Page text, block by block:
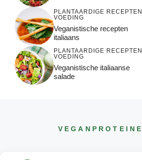
PLANTAARDIGE RECEPTEN
VOEDING
Veganistische recepten
italiaans
PLANTAARDIGE RECEPTEN
VOEDING
Veganistische italiaanse
salade
VEGANPROTEINE